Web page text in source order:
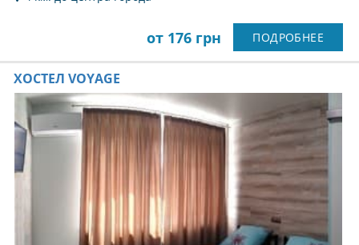
от 176 грн ПОДРОБНЕЕ
ХОСТЕЛ VOYAGE